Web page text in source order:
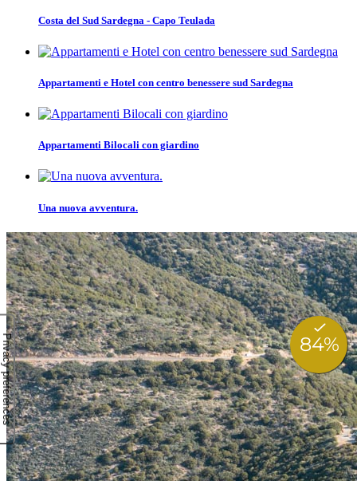
Costa del Sud Sardegna - Capo Teulada
Appartamenti e Hotel con centro benessere sud Sardegna
Appartamenti Bilocali con giardino
Una nuova avventura.